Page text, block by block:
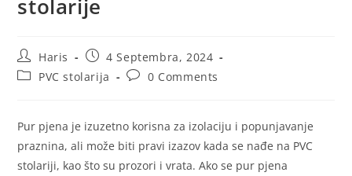
stolarije
Haris
4 Septembra, 2024
PVC stolarija
0 Comments
Pur pjena je izuzetno korisna za izolaciju i popunjavanje
praznina, ali može biti pravi izazov kada se nađe na PVC
stolariji, kao što su prozori i vrata. Ako se pur pjena